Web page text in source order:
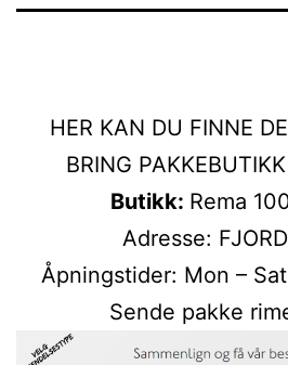
HER KAN DU FINNE
BRING
Butikk: Rema
Adresse:
Åpningstider: Mon –
Sende pakke